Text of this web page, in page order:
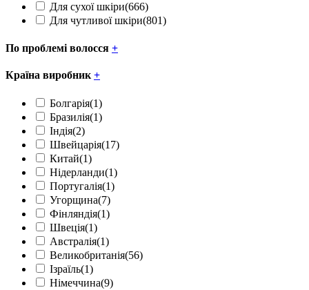
Для сухої шкіри(666)
Для чутливої шкіри(801)
По проблемі волосся +
Країна виробник +
Болгарія(1)
Бразилія(1)
Індія(2)
Швейцарія(17)
Китай(1)
Нідерланди(1)
Португалія(1)
Угорщина(7)
Фінляндія(1)
Швеція(1)
Австралія(1)
Великобританія(56)
Ізраїль(1)
Німеччина(9)